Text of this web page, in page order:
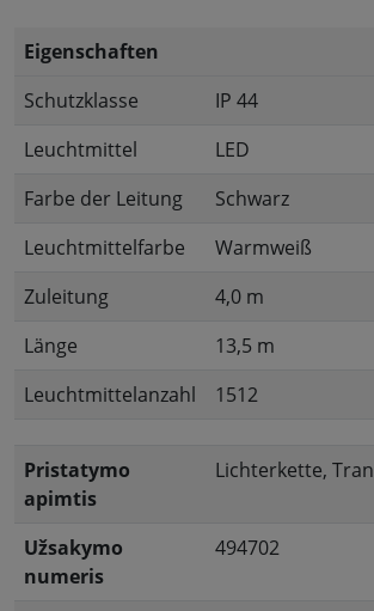
Eigenschaften
Schutzklasse
IP 44
Leuchtmittel
LED
Farbe der Leitung
Schwarz
Leuchtmittelfarbe
Warmweiß
Zuleitung
4,0 m
Länge
13,5 m
Leuchtmittelanzahl
1512
Pristatymo
apimtis
Lichterkette,
Užsakymo
numeris
494702